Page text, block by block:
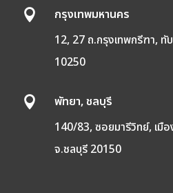

กรุงเทพมหานคร
12, 27 ถ.กรุงเทพกรีฑา, ทั
10250

พัทยา, ชลบุรี
140/83, ซอยมารีวิทย์, เมื
จ.ชลบุรี 20150